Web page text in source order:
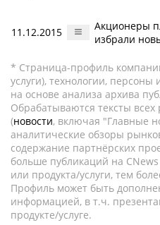
11.12.2015
Акционеры
избрали
* Страница-профиль
услуги), технологии, персоны
на основе анализа архива
Обрабатываются тексты
(новости, включая "Главные
аналитические обзоры
содержание партнёрских
больше публикаций на
или продукта/услуги, тем
Профиль может быть
информацией, в т.ч.
продукте/услуге.